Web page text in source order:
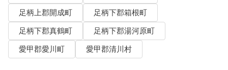
足柄上郡開成町
足柄下郡箱根町
足柄下郡真鶴町
足柄下郡湯河原町
愛甲郡愛川町
愛甲郡清川村